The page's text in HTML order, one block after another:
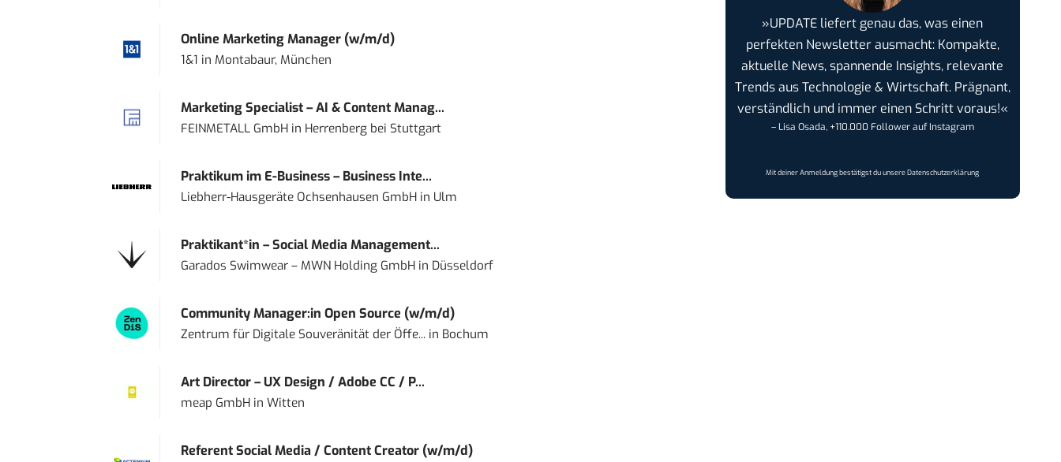
Online Marketing Manager (w/m/d)
1&1 in Montabaur, München
Marketing Specialist – AI & Content Manag...
FEINMETALL GmbHin Herrenberg bei Stuttgart
Praktikum im E-Business – Business Inte...
Liebherr-Hausgeräte Ochsenhausen GmbHin Ulm
Praktikant*in – Social Media Management...
Garados Swimwear – MWN Holding GmbHin Düsseldorf
Community Manager:in Open Source (w/m/d)
Zentrum für Digitale Souveränität der Öffe...in Bochum
Art Director – UX Design / Adobe CC / P...
meap GmbHin Witten
Referent Social Media / Content Creator (w/m/d)
»UPDATE liefert genau das, was einen
perfekten Newsletter ausmacht: Kompakte,
aktuelle News, spannende Insights, relevante
Trends aus Technologie & Wirtschaft. Prägnant,
verständlich und immer einen Schritt voraus!«
– Lisa Osada, +110.000 Follower auf Instagram
Mit deiner Anmeldung bestätigst du unsereDatenschutzerklärung